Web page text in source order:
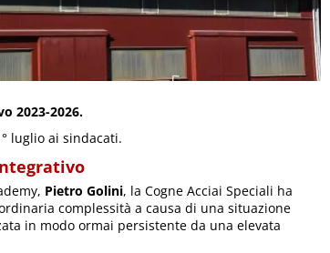
2023-2026.
luglio ai sindacati.
Pietro Golini, la Cogne Acciai Speciali ha
complessità a causa di una situazione
in modo ormai persistente da una elevata